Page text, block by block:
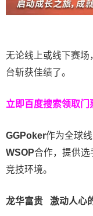
无论线上或线下赛场
台斩获佳绩了。
立即百度搜索领取门
GGPoker作为全球
WSOP合作，提供选
竞技环境。
龙华富贵 激动人心